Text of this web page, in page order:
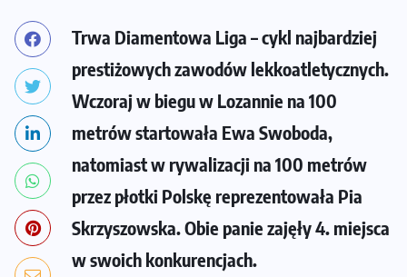
Trwa Diamentowa Liga – cykl najbardziej
prestiżowych zawodów lekkoatletycznych.
Wczoraj w biegu w Lozannie na 100
metrów startowała Ewa Swoboda,
natomiast w rywalizacji na 100 metrów
przez płotki Polskę reprezentowała Pia
Skrzyszowska. Obie panie zajęły 4. miejsca
w swoich konkurencjach.